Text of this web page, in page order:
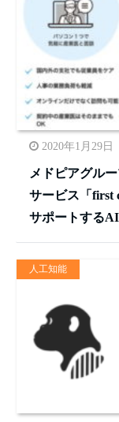
2020年1月29日
メドピアグル
サービス「first
サポートする
人工知能